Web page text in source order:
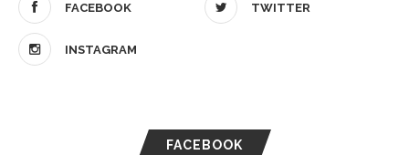
FACEBOOK TWITTER
INSTAGRAM
FACEBOOK